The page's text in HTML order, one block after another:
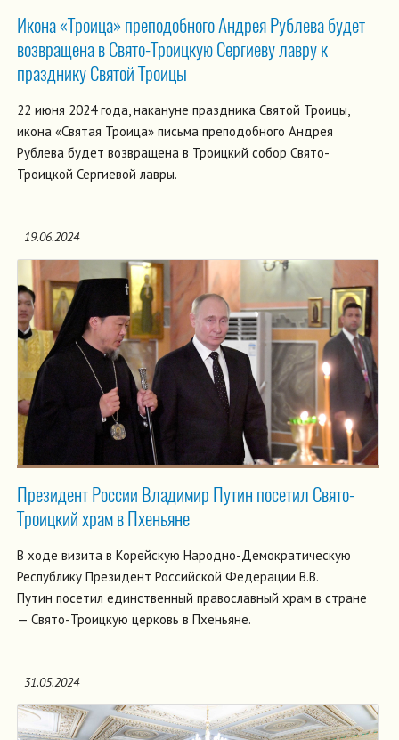
Икона «Троица» преподобного Андрея Рублева будет
возвращена в Свято-Троицкую Сергиеву лавру к
празднику Святой Троицы
22 июня 2024 года, накануне праздника Святой Троицы,
икона «Святая Троица» письма преподобного Андрея
Рублева будет возвращена в Троицкий собор Свято-
Троицкой Сергиевой лавры.
19.06.2024
Президент России Владимир Путин посетил Свято-
Троицкий храм в Пхеньяне
В ходе визита в Корейскую Народно-Демократическую
Республику Президент Российской Федерации В.В.
Путин посетил единственный православный храм в стране
— Свято-Троицкую церковь в Пхеньяне.
31.05.2024